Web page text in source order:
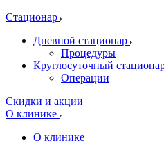
Стационар
Дневной стационар
Процедуры
Круглосуточный
Операции
Скидки и акции
О клинике
О клинике